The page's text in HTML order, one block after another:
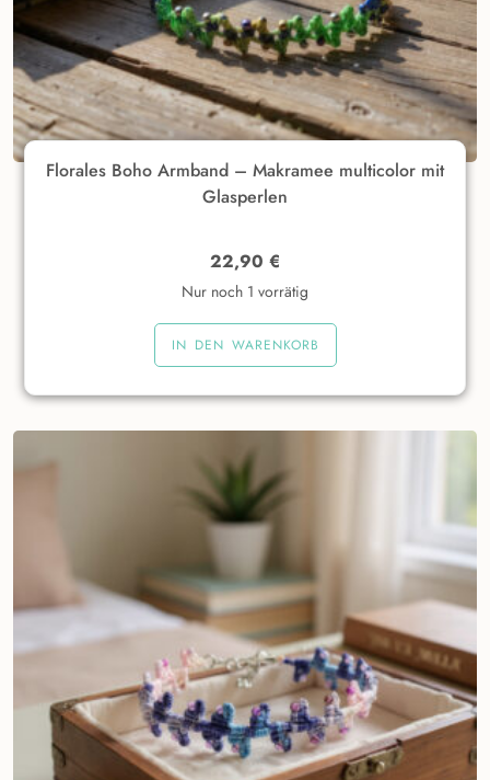
Florales Boho Armband – Makramee multicolor mit
Glasperlen
22,90 €
Nur noch 1 vorrätig
IN DEN WARENKORB